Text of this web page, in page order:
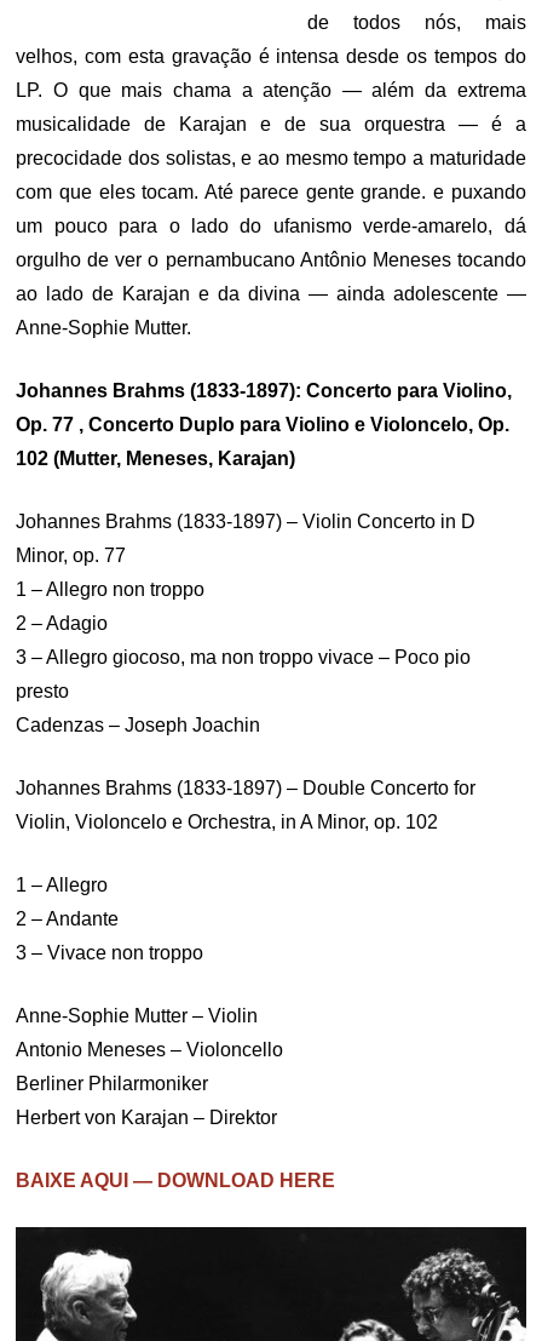
de todos nós, mais
velhos, com esta gravação é intensa desde os tempos do
LP. O que mais chama a atenção — além da extrema
musicalidade de Karajan e de sua orquestra — é a
precocidade dos solistas, e ao mesmo tempo a maturidade
com que eles tocam. Até parece gente grande. e puxando
um pouco para o lado do ufanismo verde-amarelo, dá
orgulho de ver o pernambucano Antônio Meneses tocando
ao lado de Karajan e da divina — ainda adolescente —
Anne-Sophie Mutter.
Johannes Brahms (1833-1897): Concerto para Violino,
Op. 77 , Concerto Duplo para Violino e Violoncelo, Op.
102 (Mutter, Meneses, Karajan)
Johannes Brahms (1833-1897) – Violin Concerto in D
Minor, op. 77
1 – Allegro non troppo
2 – Adagio
3 – Allegro giocoso, ma non troppo vivace – Poco pio
presto
Cadenzas – Joseph Joachin
Johannes Brahms (1833-1897) – Double Concerto for
Violin, Violoncelo e Orchestra, in A Minor, op. 102
1 – Allegro
2 – Andante
3 – Vivace non troppo
Anne-Sophie Mutter – Violin
Antonio Meneses – Violoncello
Berliner Philarmoniker
Herbert von Karajan – Direktor
BAIXE AQUI — DOWNLOAD HERE